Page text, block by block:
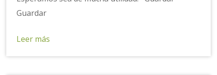
Guardar
Leer más